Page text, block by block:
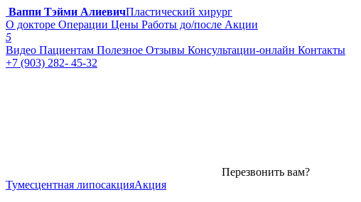
Ваппи Тэйми АлиевичПластический хирург
О докторе Операции Цены Работы до/после Акции
5
Видео Пациентам Полезное Отзывы Консультации-онлайн Контакты
+7 (903) 282- 45-32
Перезвонить вам?
Тумесцентная липосакцияАкция